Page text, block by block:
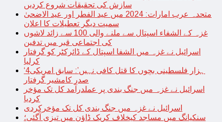
سازش کی تحقیقات شروع کردیں
متحدہ عرب امارات: 2024 میں عید الفطر اور عید الاضحیٰ
سمیت دیگر تعطیلات کا اعلان
غزہ کے الشفاء اسپتال سے ملنے والی 100 سے زائد لاشوں
کی اجتماعی قبر میں تدفین
اسرائیل نے غزہ میں الشفا اسپتال کے ڈائرکٹر کو گرفتار
کرلیا
‘4ہزار فلسطینی بچوں کا قتل کافی نہیں’: سابق امریکی
صدر کامشیر گرفتار
اسرائیل نے غزہ میں جنگ بندی پر عملدرآمد کل تک مؤخر
کردیا
اسرائیل نے غزہ میں جنگ بندی کل تک مؤخرکردی
سنکیانگ میں مساجد کیخلاف کریک ڈاؤن میں تیزی آگئی؛